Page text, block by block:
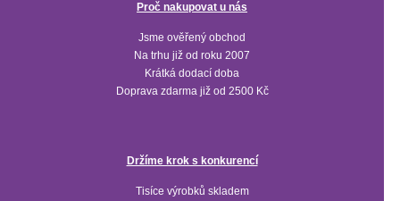
Proč nakupovat u nás
Jsme ověřený obchod
Na trhu již od roku 2007
Krátká dodací doba
Doprava zdarma již od 2500 Kč
Držíme krok s konkurencí
Tisíce výrobků skladem